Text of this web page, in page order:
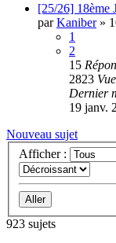
[25/26] 18ème
parKaniber»
1
2
15
2823
Dernier
19 janv.
Nouveau sujet
Afficher :
923 sujets